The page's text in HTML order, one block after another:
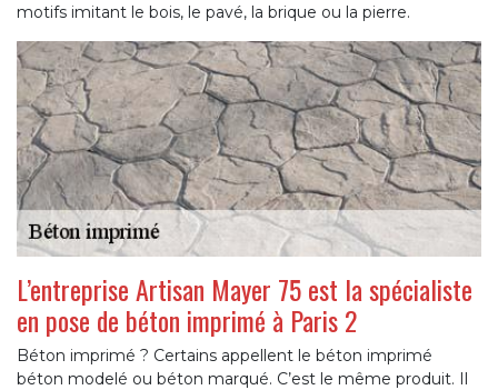
motifs imitant le bois, le pavé, la brique ou la pierre.
L’entreprise Artisan Mayer 75 est la spécialiste
en pose de béton imprimé à Paris 2
Béton imprimé ? Certains appellent le béton imprimé
béton modelé ou béton marqué. C’est le même produit. Il